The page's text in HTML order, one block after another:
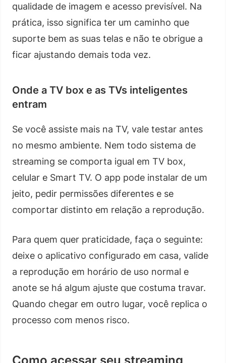
qualidade de imagem e acesso previsível. Na
prática, isso significa ter um caminho que
suporte bem as suas telas e não te obrigue a
ficar ajustando demais toda vez.
Onde a TV box e as TVs inteligentes
entram
Se você assiste mais na TV, vale testar antes
no mesmo ambiente. Nem todo sistema de
streaming se comporta igual em TV box,
celular e Smart TV. O app pode instalar de um
jeito, pedir permissões diferentes e se
comportar distinto em relação a reprodução.
Para quem quer praticidade, faça o seguinte:
deixe o aplicativo configurado em casa, valide
a reprodução em horário de uso normal e
anote se há algum ajuste que costuma travar.
Quando chegar em outro lugar, você replica o
processo com menos risco.